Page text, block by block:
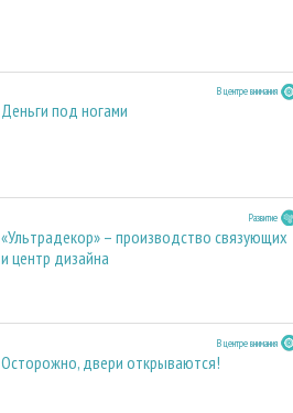
В центре внимания
Деньги под ногами
Развитие
«Ультрадекор» – производство связующих
и центр дизайна
В центре внимания
Осторожно, двери открываются!